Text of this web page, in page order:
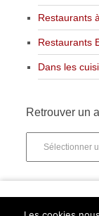
Restaurants
Restaurants
Dans les
Retrouver un